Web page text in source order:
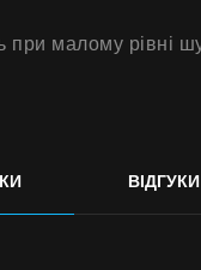
при малому рівні